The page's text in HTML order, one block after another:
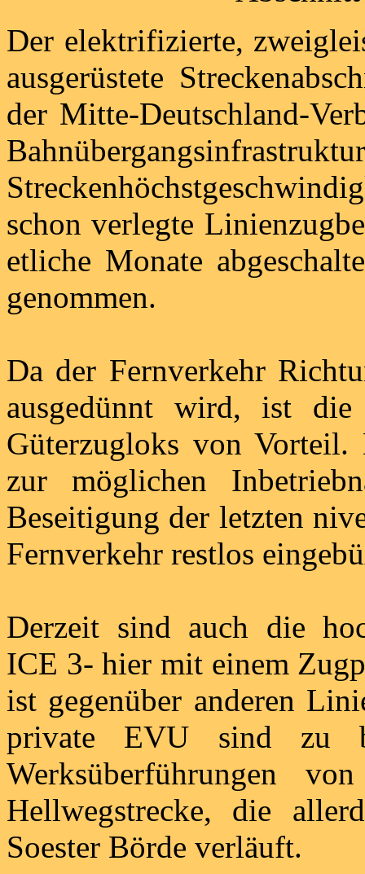
Der elektrifizierte,
ausgerüstete
der Mitte-Deutschland-
schon verlegte
etliche Monate
genommen.
Da der Fernverkehr
ausgedünnt wird, ist
Güterzugloks von
zur möglichen
Beseitigung der letzten
Fernverkehr restlos
Derzeit sind auch die
ICE 3- hier mit einem
ist gegenüber anderen
private EVU sind zu
Werksüberführungen
Hellwegstrecke, die
Soester Börde verläuft.